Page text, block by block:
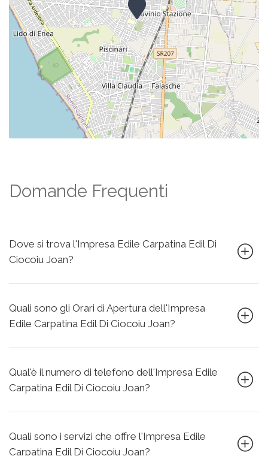
Domande Frequenti
Dove si trova l'Impresa Edile Carpatina Edil Di
Ciocoiu Joan?
Quali sono gli Orari di Apertura dell'Impresa
Edile Carpatina Edil Di Ciocoiu Joan?
Qual'è il numero di telefono dell'Impresa Edile
Carpatina Edil Di Ciocoiu Joan?
Quali sono i servizi che offre l'Impresa Edile
Carpatina Edil Di Ciocoiu Joan?